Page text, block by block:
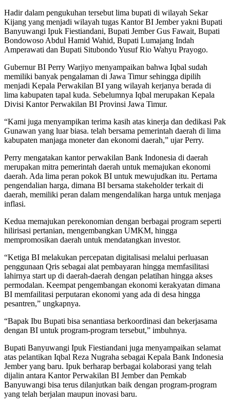
Hadir dalam pengukuhan tersebut lima bupati di wilayah Sekar
Kijang yang menjadi wilayah tugas Kantor BI Jember yakni Bupati
Banyuwangi Ipuk Fiestiandani, Bupati Jember Gus Fawait, Bupati
Bondowoso Abdul Hamid Wahid, Bupati Lumajang Indah
Amperawati dan Bupati Situbondo Yusuf Rio Wahyu Prayogo.
Gubernur BI Perry Warjiyo menyampaikan bahwa Iqbal sudah
memiliki banyak pengalaman di Jawa Timur sehingga dipilih
menjadi Kepala Perwakilan BI yang wilayah kerjanya berada di
lima kabupaten tapal kuda. Sebelumnya Iqbal merupakan Kepala
Divisi Kantor Perwakilan BI Provinsi Jawa Timur.
“Kami juga menyampikan terima kasih atas kinerja dan dedikasi Pak
Gunawan yang luar biasa. telah bersama pemerintah daerah di lima
kabupaten manjaga moneter dan ekonomi daerah,” ujar Perry.
Perry mengatakan kantor perwakilan Bank Indonesia di daerah
merupakan mitra pemerintah daerah untuk memajukan ekonomi
daerah. Ada lima peran pokok BI untuk mewujudkan itu. Pertama
pengendalian harga, dimana BI bersama stakeholder terkait di
daerah, memiliki peran dalam mengendalikan harga untuk menjaga
inflasi.
Kedua memajukan perekonomian dengan berbagai program seperti
hilirisasi pertanian, mengembangkan UMKM, hingga
mempromosikan daerah untuk mendatangkan investor.
“Ketiga BI melakukan percepatan digitalisasi melalui perluasan
penggunaan Qris sebagai alat pembayaran hingga memfasilitasi
lahirnya start up di daerah-daerah dengan pelatihan hingga akses
permodalan. Keempat pengembangan ekonomi kerakyatan dimana
BI memfailitasi perputaran ekonomi yang ada di desa hingga
pesantren,” ungkapnya.
“Bapak Ibu Bupati bisa senantiasa berkoordinasi dan bekerjasama
dengan BI untuk program-program tersebut,” imbuhnya.
Bupati Banyuwangi Ipuk Fiestiandani juga menyampaikan selamat
atas pelantikan Iqbal Reza Nugraha sebagai Kepala Bank Indonesia
Jember yang baru. Ipuk berharap berbagai kolaborasi yang telah
dijalin antara Kantor Perwakilan BI Jember dan Pemkab
Banyuwangi bisa terus dilanjutkan baik dengan program-program
yang telah berjalan maupun inovasi baru.